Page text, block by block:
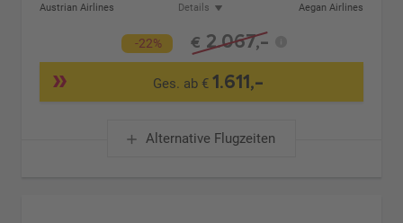
Austrian Airlines
Details
Aegan Airlines
-22% € 2.067,-
Ges. ab € 1.611,-
Alternative Flugzeiten